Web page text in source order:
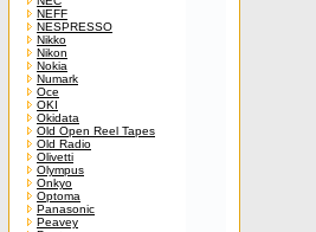
NEFF
NESPRESSO
Nikko
Nikon
Nokia
Numark
Oce
OKI
Okidata
Old Open Reel Tapes
Old Radio
Olivetti
Olympus
Onkyo
Optoma
Panasonic
Peavey